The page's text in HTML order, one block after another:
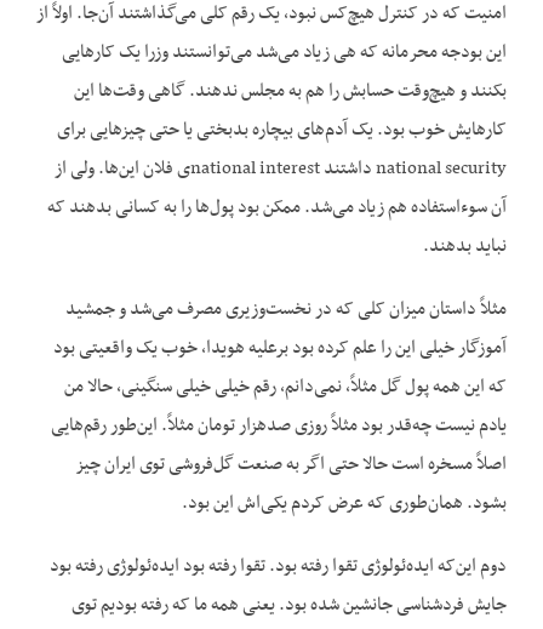
امنیت که در کنترل هیچ‌کس نبود، یک رقم کلی می‌گذاشتند آن‌جا. اولاً از
این بودجه محرمانه که هی زیاد می‌شد می‌توانستند وزرا یک کارهایی
بکنند و هیچ‌وقت حسابش را هم به مجلس ندهند. گاهی وقت‌ها این
کارهایش خوب بود. یک آ‌دم‌های بیچاره بدبختی یا حتی چیزهایی برای
national security داشتند national interestی فلان این‌ها. ولی از
آن سوءاستفاده هم زیاد می‌شد. ممکن بود پول‌ها را به کسانی بدهند که
نباید بدهند.
مثلاً داستان میزان کلی که در نخست‌وزیری مصرف می‌شد و جمشید
آموزگار خیلی این را علم کرده بود برعلیه هویدا، خوب یک واقعیتی بود
که این همه پول گل مثلاً، نمی‌دانم، رقم خیلی خیلی سنگینی، حالا من
یادم نیست چه‌قدر بود مثلاً روزی صدهزار تومان مثلاً. این‌طور رقم‌هایی
اصلاً مسخره است حالا حتی اگر به صنعت گل‌فروشی توی ایران چیز
بشود. همان‌طوری که عرض کردم یکی‌اش این بود.
دوم این‌که ایده‌ئولوژی تقوا رفته بود. تقوا رفته بود ایده‌ئولوژی رفته بود
جایش فردشناسی جانشین شده بود. یعنی همه ما که رفته بودیم توی